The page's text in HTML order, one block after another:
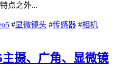
点之外...
#显微镜头 #传感器 #相机
摄、广角、显微镜